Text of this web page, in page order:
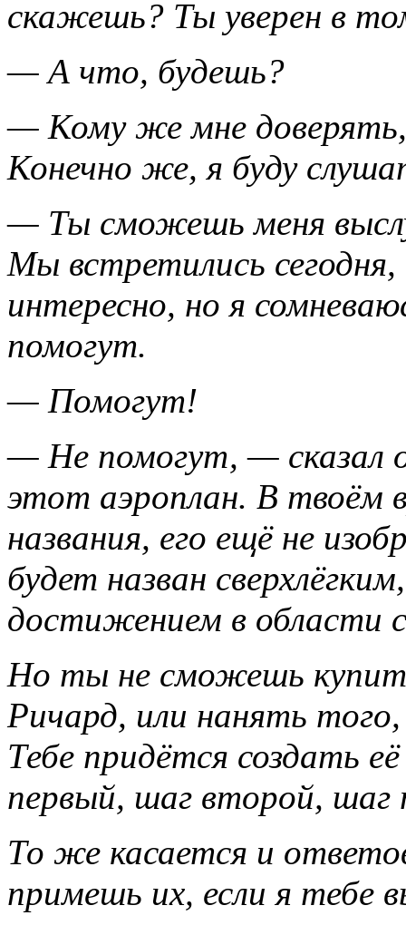
скажешь? Ты уверен в
— А что, будешь?
— Кому же мне
Конечно же, я буду
— Ты сможешь меня
Мы встретились
интересно, но я
помогут.
— Помогут!
— Не помогут, —
этот аэроплан. В твоём
названия, его ещё не
будет назван
достижением в области
Но ты не сможешь
Ричард, или нанять
Тебе придётся создать
первый, шаг второй,
То же касается и
примешь их, если я тебе